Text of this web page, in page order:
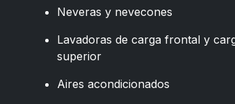
Neveras y nevecones
Lavadoras de carga frontal y
superior
Aires acondicionados